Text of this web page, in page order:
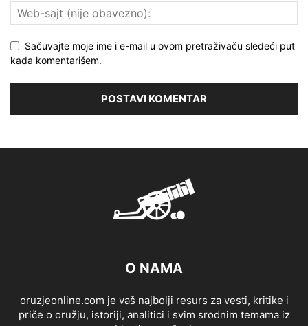
Sačuvajte moje ime i e-mail u ovom pretraživaču sledeći put
kada komentarišem.
O NAMA
oruzjeonline.com je vaš najbolji resurs za vesti, kritike i
priče o oružju, istoriji, analitici i svim srodnim temama iz